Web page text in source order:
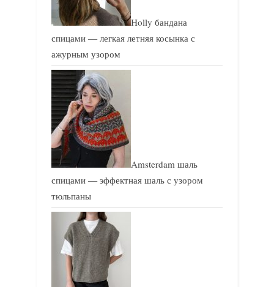
Holly бандана
спицами — легкая летняя косынка с
ажурным узором
Amsterdam шаль
спицами — эффектная шаль с узором
тюльпаны